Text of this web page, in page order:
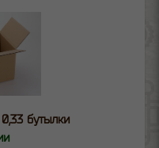
бутылки